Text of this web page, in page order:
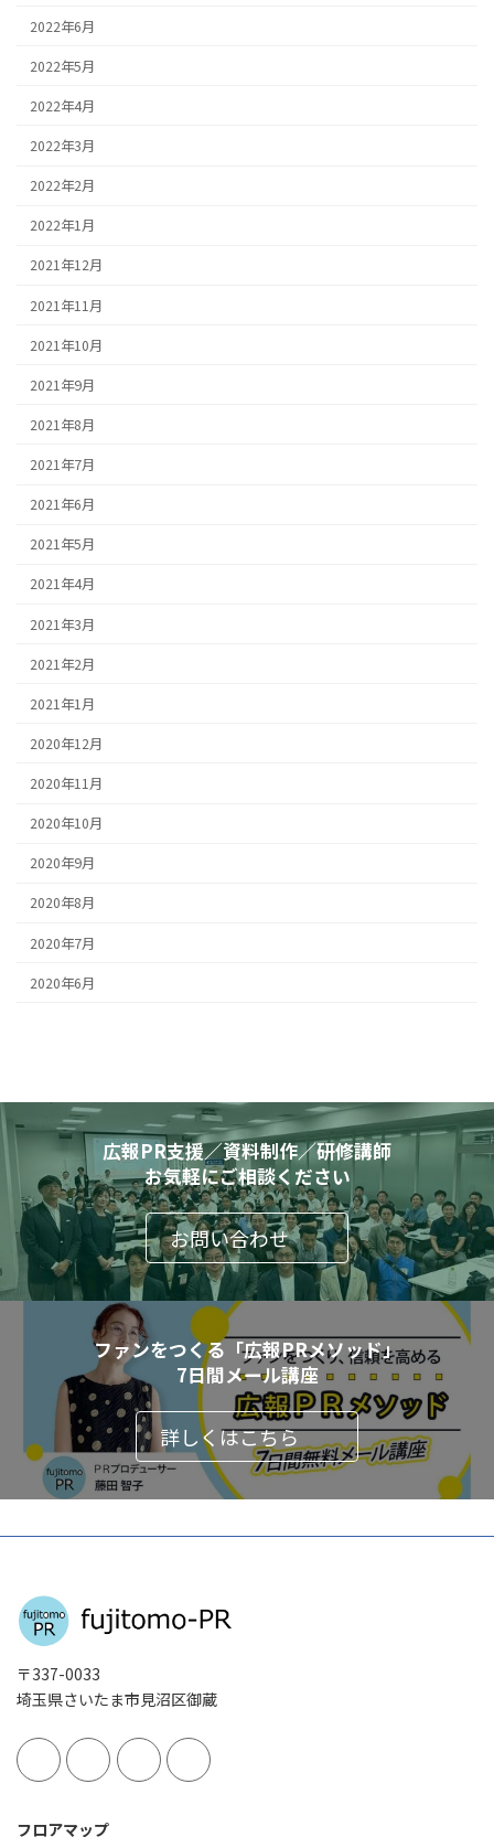
2022年6月
2022年5月
2022年4月
2022年3月
2022年2月
2022年1月
2021年12月
2021年11月
2021年10月
2021年9月
2021年8月
2021年7月
2021年6月
2021年5月
2021年4月
2021年3月
2021年2月
2021年1月
2020年12月
2020年11月
2020年10月
2020年9月
2020年8月
2020年7月
2020年6月
広報PR支援／資料制作／研修講師
お気軽にご相談ください
お問い合わせ
ファンをつくる「広報PRメソッド」
7日間メール講座
詳しくはこちら
〒337-0033
埼玉県さいたま市見沼区御蔵
フロアマップ